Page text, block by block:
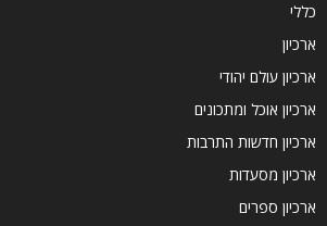
כללי
ארכיון
ארכיון עולם יהודי
ארכיון אוכל ומתכונים
ארכיון חדשות התרבות
ארכיון מסעדות
ארכיון ספרים